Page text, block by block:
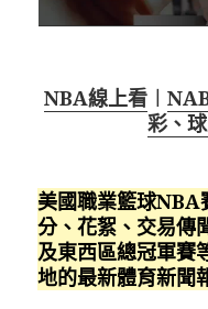
NBA線上看 ︱
彩、
美國職業籃球NBA
分、花絮、交易傳
及東西區總冠軍賽
地的最新體育新聞